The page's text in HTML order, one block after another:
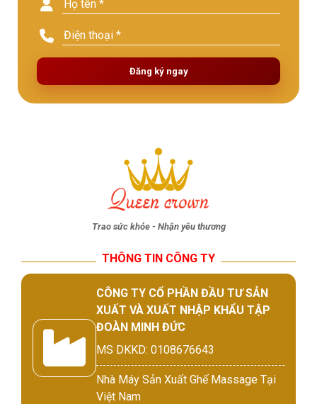
Đăng ký ngay
Trao sức khỏe - Nhận yêu thương
THÔNG TIN CÔNG TY
CÔNG TY CỔ PHẦN ĐẦU TƯ SẢN
XUẤT VÀ XUẤT NHẬP KHẨU TẬP
ĐOÀN MINH ĐỨC
MS DKKD: 0108676643
Nhà Máy Sản Xuất Ghế Massage Tại
Việt Nam